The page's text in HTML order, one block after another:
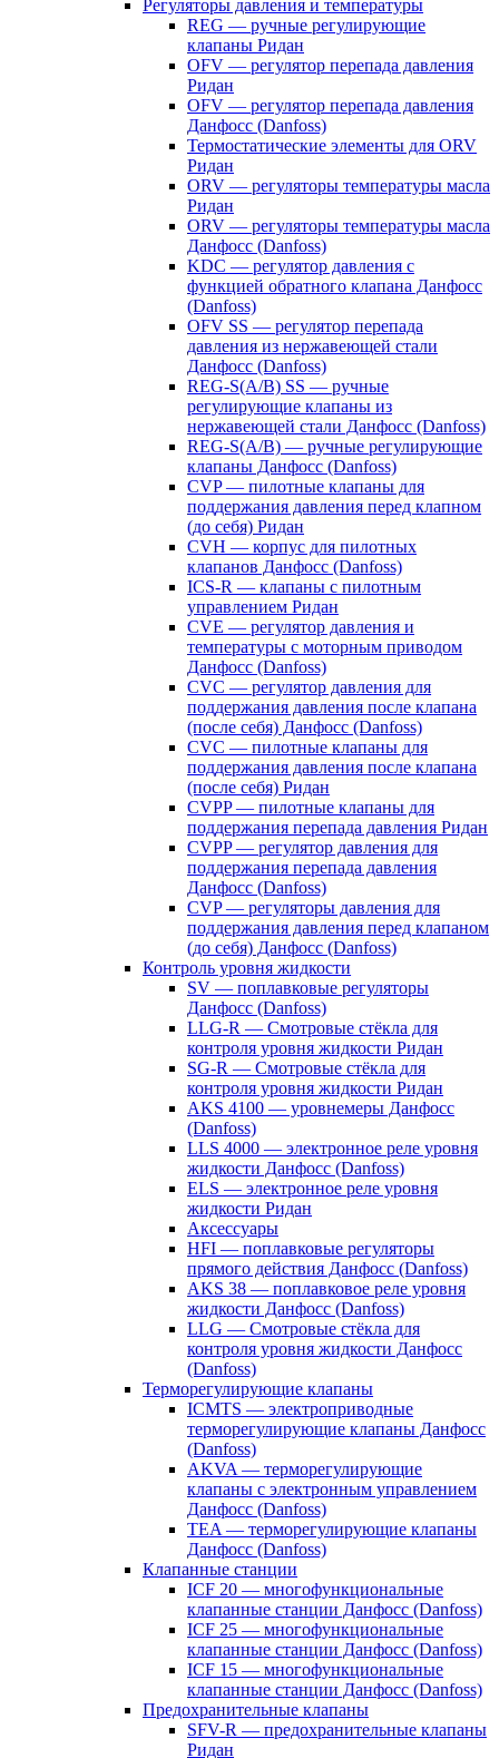
Регуляторы давления и температуры
REG — ручные регулирующие
клапаны Ридан
OFV — регулятор перепада давления
Ридан
OFV — регулятор перепада давления
Данфосс (Danfoss)
Термостатические элементы для ORV
Ридан
ORV — регуляторы температуры масла
Ридан
ORV — регуляторы температуры масла
Данфосс (Danfoss)
KDC — регулятор давления с
функцией обратного клапана Данфосс
(Danfoss)
OFV SS — регулятор перепада
давления из нержавеющей стали
Данфосс (Danfoss)
REG-S(A/B) SS — ручные
регулирующие клапаны из
нержавеющей стали Данфосс (Danfoss)
REG-S(A/B) — ручные регулирующие
клапаны Данфосс (Danfoss)
CVP — пилотные клапаны для
поддержания давления перед клапном
(до себя) Ридан
CVH — корпус для пилотных
клапанов Данфосс (Danfoss)
ICS-R — клапаны с пилотным
управлением Ридан
CVE — регулятор давления и
температуры с моторным приводом
Данфосс (Danfoss)
CVС — регулятор давления для
поддержания давления после клапана
(после себя) Данфосс (Danfoss)
CVС — пилотные клапаны для
поддержания давления после клапана
(после себя) Ридан
CVPP — пилотные клапаны для
поддержания перепада давления Ридан
CVPP — регулятор давления для
поддержания перепада давления
Данфосс (Danfoss)
CVP — регуляторы давления для
поддержания давления перед клапаном
(до себя) Данфосс (Danfoss)
Контроль уровня жидкости
SV — поплавковые регуляторы
Данфосс (Danfoss)
LLG-R — Смотровые стёкла для
контроля уровня жидкости Ридан
SG-R — Смотровые стёкла для
контроля уровня жидкости Ридан
AKS 4100 — уровнемеры Данфосс
(Danfoss)
LLS 4000 — электронное реле уровня
жидкости Данфосс (Danfoss)
ELS — электронное реле уровня
жидкости Ридан
Аксессуары
HFI — поплавковые регуляторы
прямого действия Данфосс (Danfoss)
AKS 38 — поплавковое реле уровня
жидкости Данфосс (Danfoss)
LLG — Смотровые стёкла для
контроля уровня жидкости Данфосс
(Danfoss)
Терморегулирующие клапаны
ICMTS — электроприводные
терморегулирующие клапаны Данфосс
(Danfoss)
AKVA — терморегулирующие
клапаны с электронным управлением
Данфосс (Danfoss)
TEA — терморегулирующие клапаны
Данфосс (Danfoss)
Клапанные станции
ICF 20 — многофункциональные
клапанные станции Данфосс (Danfoss)
ICF 25 — многофункциональные
клапанные станции Данфосс (Danfoss)
ICF 15 — многофункциональные
клапанные станции Данфосс (Danfoss)
Предохранительные клапаны
SFV-R — предохранительные клапаны
Ридан